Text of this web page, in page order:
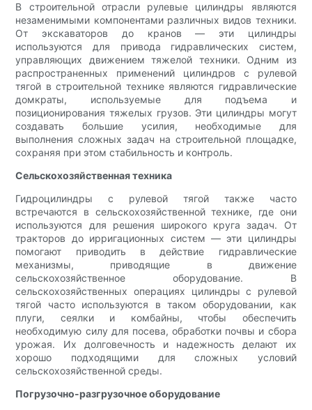
В строительной отрасли рулевые цилиндры являются
незаменимыми компонентами различных видов техники.
От экскаваторов до кранов — эти цилиндры
используются для привода гидравлических систем,
управляющих движением тяжелой техники. Одним из
распространенных применений цилиндров с рулевой
тягой в строительной технике являются гидравлические
домкраты, используемые для подъема и
позиционирования тяжелых грузов. Эти цилиндры могут
создавать большие усилия, необходимые для
выполнения сложных задач на строительной площадке,
сохраняя при этом стабильность и контроль.
Сельскохозяйственная техника
Гидроцилиндры с рулевой тягой также часто
встречаются в сельскохозяйственной технике, где они
используются для решения широкого круга задач. От
тракторов до ирригационных систем — эти цилиндры
помогают приводить в действие гидравлические
механизмы, приводящие в движение
сельскохозяйственное оборудование. В
сельскохозяйственных операциях цилиндры с рулевой
тягой часто используются в таком оборудовании, как
плуги, сеялки и комбайны, чтобы обеспечить
необходимую силу для посева, обработки почвы и сбора
урожая. Их долговечность и надежность делают их
хорошо подходящими для сложных условий
сельскохозяйственной среды.
Погрузочно-разгрузочное оборудование